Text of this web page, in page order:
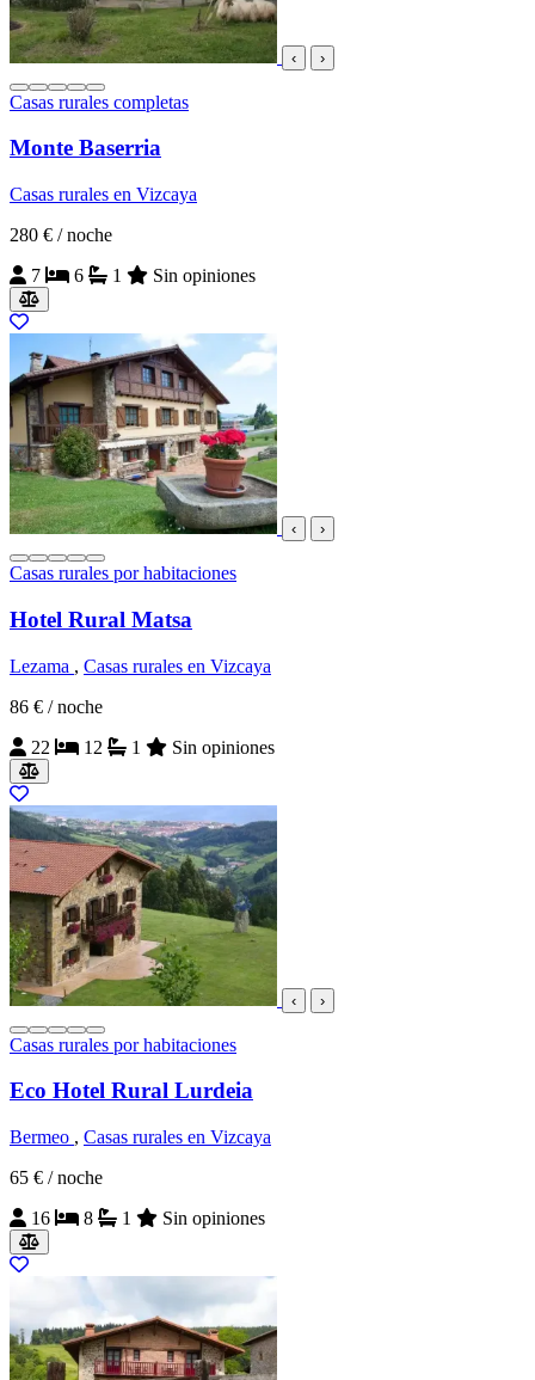
‹ ›
Casas rurales completas
Monte Baserria
Casas rurales en Vizcaya
280 € / noche
7
6 1 Sin opiniones
‹ ›
Casas rurales por habitaciones
Hotel Rural Matsa
Lezama , Casas rurales en Vizcaya
86 € / noche
22
12 1 Sin opiniones
‹ ›
Casas rurales por habitaciones
Eco Hotel Rural Lurdeia
Bermeo , Casas rurales en Vizcaya
65 € / noche
16
8 1 Sin opiniones